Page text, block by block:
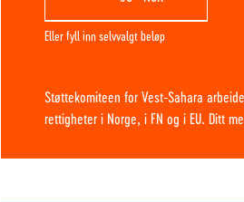
Eller fyll inn selvvalgt beløp
Støttekomiteen for Vest-Sahara
rettigheter i Norge, i FN og i EU. Ditt